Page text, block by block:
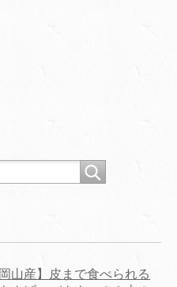
岡山産】皮まで食べられる